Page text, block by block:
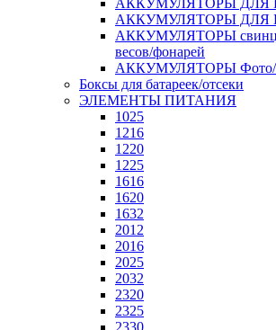
АККУМУЛЯТОРЫ ДЛЯ
АККУМУЛЯТОРЫ ДЛЯ
АККУМУЛЯТОРЫ
весов/фонарей
АККУМУЛЯТОРЫ Фото/
Боксы для батареек/отсеки
ЭЛЕМЕНТЫ ПИТАНИЯ
1025
1216
1220
1225
1616
1620
1632
2012
2016
2025
2032
2320
2325
2330